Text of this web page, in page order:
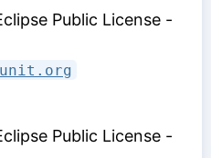
Public License -
Public License -